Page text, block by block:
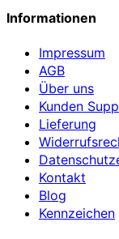
Informationen
Impressum
AGB
Über uns
Kunden
Lieferung
Kontakt
Blog
Kennzeichen